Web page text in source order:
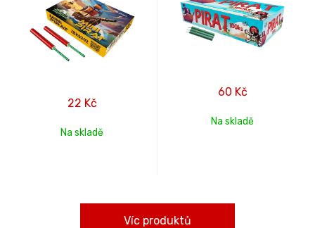
22 Kč
Na skladě
60 Kč
Na skladě
Víc produktů